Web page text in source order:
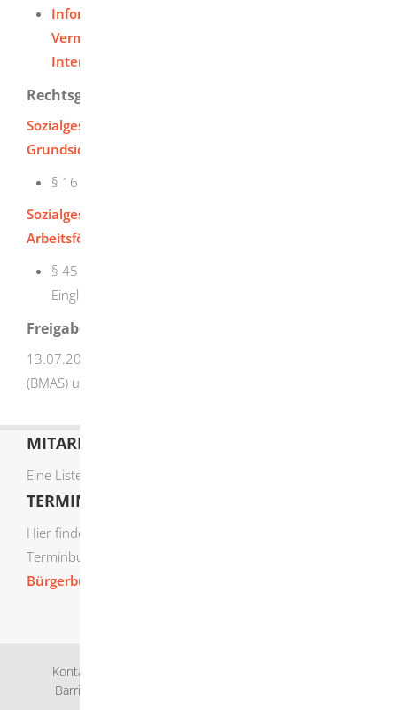
Informationen zum Aktivierungs- und
Vermittlungsgutschein (AVGS) auf der
Internetseite der Bundesagentur für Arbeit
Rechtsgrundlage
Sozialgesetzbuch (SGB) Zweites Buch (II) - Bürgergeld,
Grundsicherung für Arbeitsuchende:
§ 16 Leistungen zur Eingliederung
Sozialgesetzbuch (SGB) Drittes Buch (III) -
Arbeitsförderung:
§ 45 Maßnahmen zur Aktivierung und beruflichen
Eingliederung
Freigabevermerk
13.07.2026 Bundesministerium für Arbeit und Soziales
(BMAS) und Wirtschaftsministerium Baden-Württemberg
MITARBEITERLISTE
Eine Liste der Mitarbeiter von A-Z finden Sie
TERMIN ONLINE BUCHEN
Hier finden Sie die verfügbaren Sachgebiete zur Online-
Terminbuchung:
Bürgerbüro Termine online buchen
Kontakt
Barrierefreiheit